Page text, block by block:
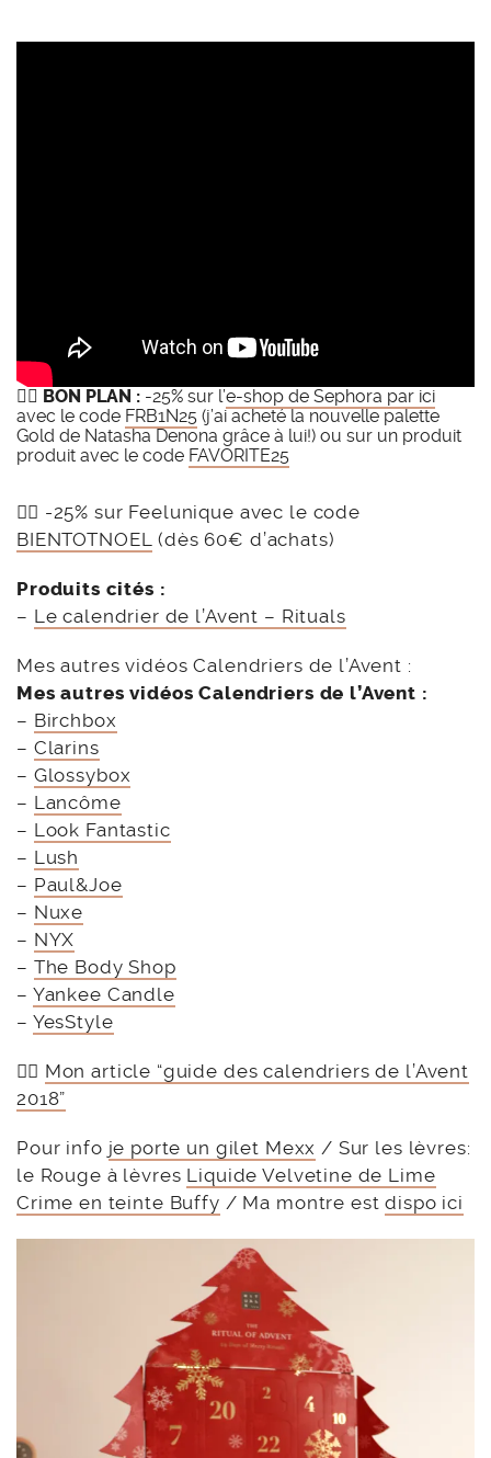
👉🏻 BON PLAN : -25% sur l’e-shop de Sephora par ici
avec le code FRB1N25 (j’ai acheté la nouvelle palette
Gold de Natasha Denona grâce à lui!) ou sur un produit
produit avec le code FAVORITE25
👉🏻 -25% sur Feelunique avec le code
BIENTOTNOEL (dès 60€ d’achats)
Produits cités :
– Le calendrier de l’Avent – Rituals
Mes autres vidéos Calendriers de l’Avent :
Mes autres vidéos Calendriers de l’Avent :
– Birchbox
– Clarins
– Glossybox
– Lancôme
– Look Fantastic
– Lush
– Paul&Joe
– Nuxe
– NYX
– The Body Shop
– Yankee Candle
– YesStyle
👉🏻 Mon article “guide des calendriers de l’Avent
2018”
Pour info je porte un gilet Mexx / Sur les lèvres:
le Rouge à lèvres Liquide Velvetine de Lime
Crime en teinte Buffy / Ma montre estdispo ici